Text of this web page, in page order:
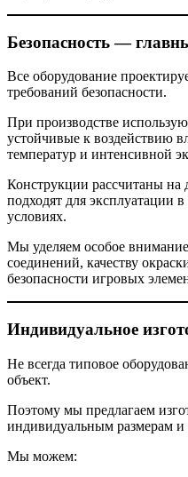
Безопасность —
Все оборудование
требований безопасности.
При производстве
устойчивые к воздействию
температур и интенсивной
Конструкции рассчитаны
подходят для эксплуатации
условиях.
Мы уделяем особое
соединений, качеству
безопасности игровых
Индивидуальное
Не всегда типовое
объект.
Поэтому мы предлагаем
индивидуальным размерам и
Мы можем: